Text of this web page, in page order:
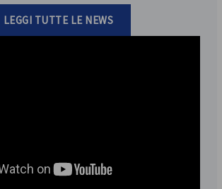
LEGGI TUTTE LE NEWS